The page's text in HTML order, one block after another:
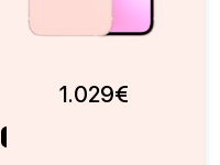
1.029€